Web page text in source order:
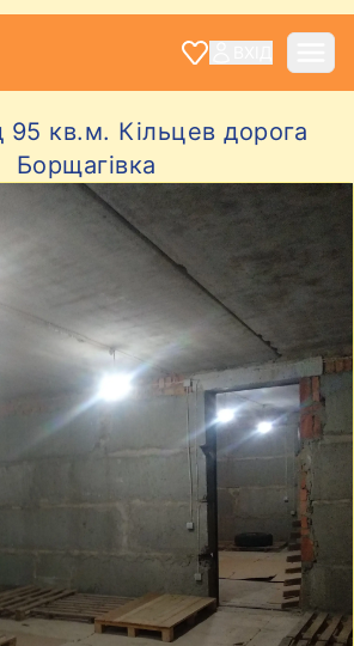
95 кв.м. Кільцев дорога
Борщагівка